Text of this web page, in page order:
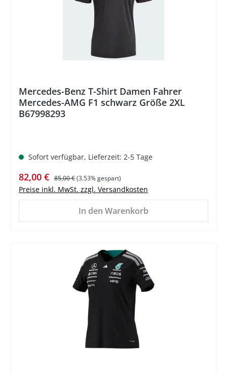
Mercedes-Benz T-Shirt Damen Fahrer
Mercedes-AMG F1 schwarz Größe 2XL
B67998293
Sofort verfügbar, Lieferzeit: 2-5 Tage
Verkaufspreis:
82,00 € Regulärer Preis:
85,00 €(3.53% gespart)
Preise inkl. MwSt. zzgl. Versandkosten
In den Warenkorb